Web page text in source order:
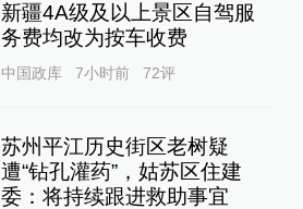
新疆4A级及以上景区自驾服
务费均改为按车收费
中国政库 7小时前 72评
苏州平江历史街区老树疑
遭“钻孔灌药”，姑苏区住建
委：将持续跟进救助事宜